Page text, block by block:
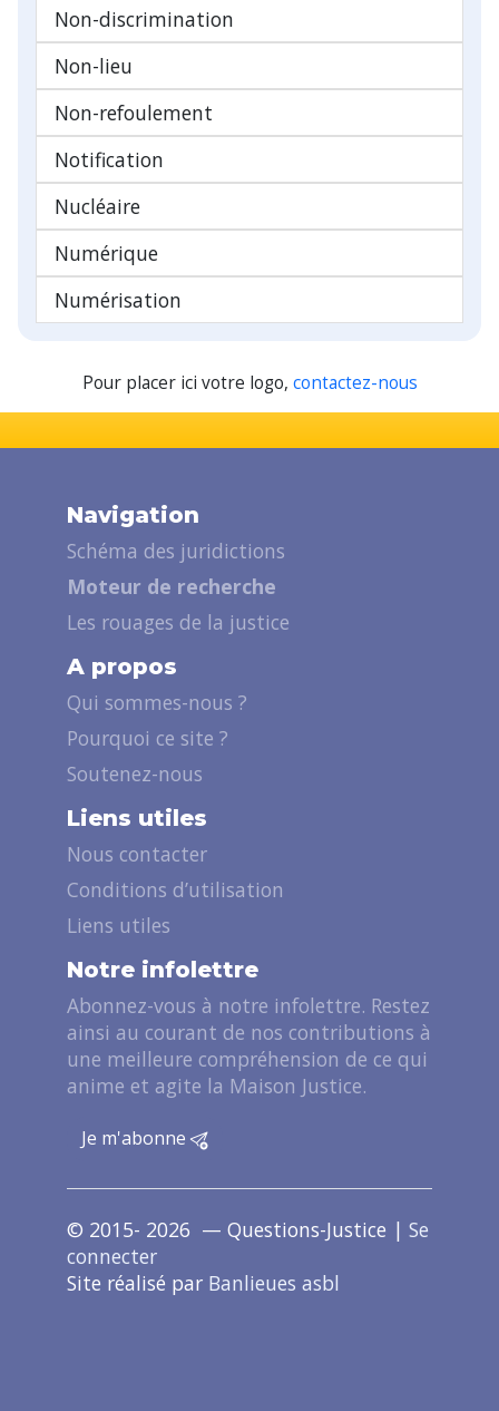
Non-discrimination
Non-lieu
Non-refoulement
Notification
Nucléaire
Numérique
Numérisation
Pour placer ici votre logo, contactez-nous
Navigation
Schéma des juridictions
Moteur de recherche
Les rouages de la justice
A propos
Qui sommes-nous ?
Pourquoi ce site ?
Soutenez-nous
Liens utiles
Nous contacter
Conditions d’utilisation
Liens utiles
Notre infolettre
Abonnez-vous à notre infolettre. Restez
ainsi au courant de nos contributions à
une meilleure compréhension de ce qui
anime et agite la Maison Justice.
Je m'abonne
© 2015- 2026 — Questions-Justice | Se
connecter
Site réalisé par Banlieues asbl